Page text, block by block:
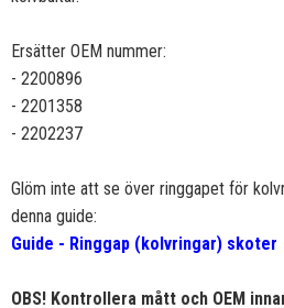
Ersätter OEM nummer:
- 2200896
- 2201358
- 2202237
Glöm inte att se över ringgapet för
denna guide:
Guide - Ringgap (kolvringar) skoter
OBS! Kontrollera mått och OEM